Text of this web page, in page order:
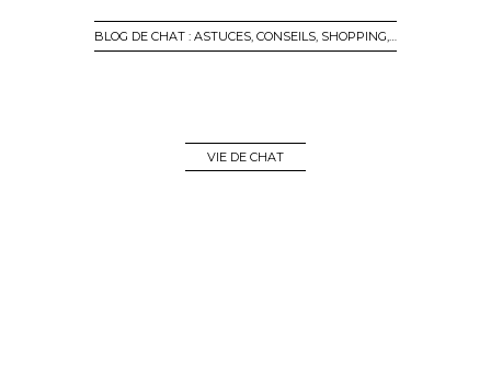
BLOG DE CHAT : ASTUCES, CONSEILS, SHOPPING,…
VIE DE CHAT